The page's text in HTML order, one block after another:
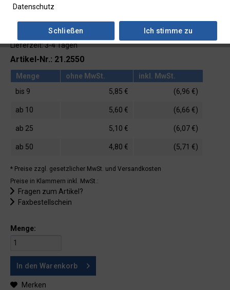
Lieferzeit: 3-4 Tagen
Artikel-Nr.: 21.2550
Menge ohne MwSt.
inkl. MwSt.
bis 9 5,85 € (6,96 €)
ab 10 5,60 € (6,66 €)
ab 25 5,10 € (6,07 €)
ab 50 4,80 € (5,71 €)
* Preise zzgl. gesetzlicher MwSt. und Versandkosten
Preise in Klammern inkl. MwSt.:
Fragen zum Artikel?
Faxbestellschein
Menge:
In den Warenkorb
Merken
Datenschutz
Ich stimme zu
Schließen